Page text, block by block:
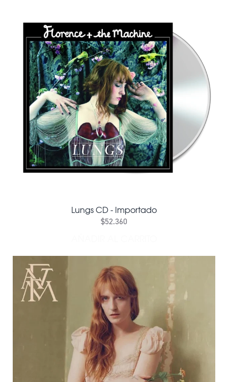
Lungs CD - Importado
$52.360